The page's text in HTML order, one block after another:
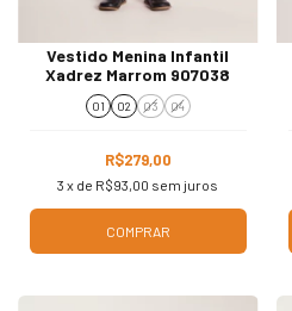
Vestido Menina Infantil
Xadrez Marrom 907038
01 02 03 04
R$279,00
3 x de R$93,00 sem juros
COMPRAR